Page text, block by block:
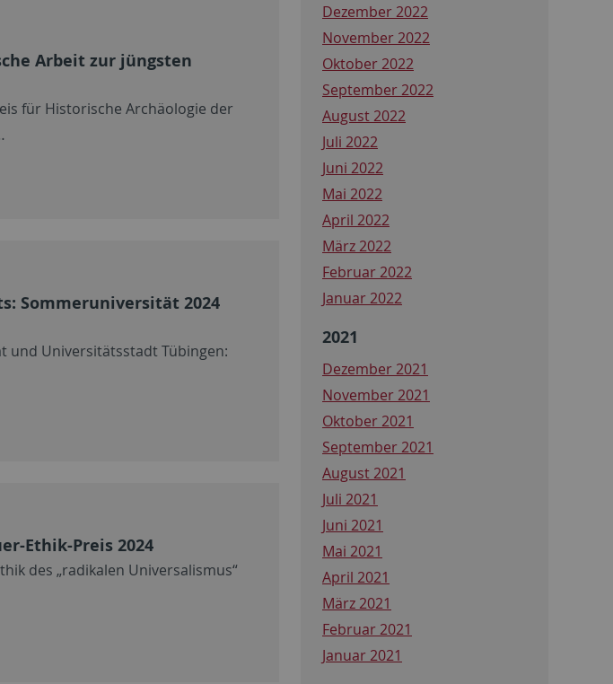
Arbeit zur jüngsten
für Historische Archäologie der
Sommeruniversität 2024
und Universitätsstadt Tübingen:
Ethik-Preis 2024
des „radikalen Universalismus“
Dezember 2022
November 2022
Oktober 2022
September 2022
August 2022
Juli 2022
Juni 2022
Mai 2022
April 2022
März 2022
Februar 2022
Januar 2022
2021
Dezember 2021
November 2021
Oktober 2021
September 2021
August 2021
Juli 2021
Juni 2021
Mai 2021
April 2021
März 2021
Februar 2021
Januar 2021